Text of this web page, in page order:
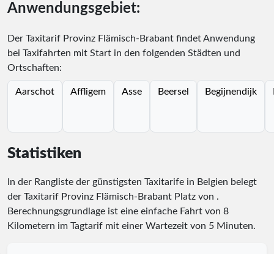
Anwendungsgebiet:
Der Taxitarif Provinz Flämisch-Brabant findet Anwendung
bei Taxifahrten mit Start in den folgenden Städten und
Ortschaften:
Aarschot Affligem Asse Beersel Begijnendijk
Statistiken
In der Rangliste der günstigsten Taxitarife in Belgien belegt
der Taxitarif Provinz Flämisch-Brabant Platz von .
Berechnungsgrundlage ist eine einfache Fahrt von 8
Kilometern im Tagtarif mit einer Wartezeit von 5 Minuten.